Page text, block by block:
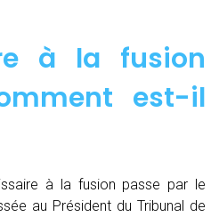
à la fusion
est-il
à la fusion passe par le
au Président du Tribunal de